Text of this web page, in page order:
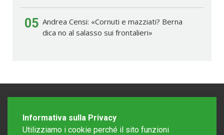
05 Andrea Censi: «Cornuti e mazziati? Berna
dica no al salasso sui frontalieri»
Informativa sulla Privacy
Utilizziamo i cookie perché il sito funzioni